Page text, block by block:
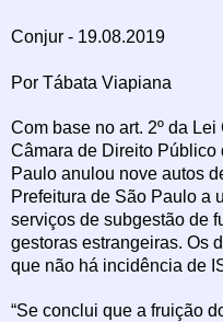
Conjur - 19.08.2019
Por Tábata Viapiana
Com base no art. 2º da
Câmara de Direito Público
Paulo anulou nove autos
Prefeitura de São Paulo a
serviços de subgestão de
gestoras estrangeiras. Os
que não há incidência de
“Se conclui que a fruição